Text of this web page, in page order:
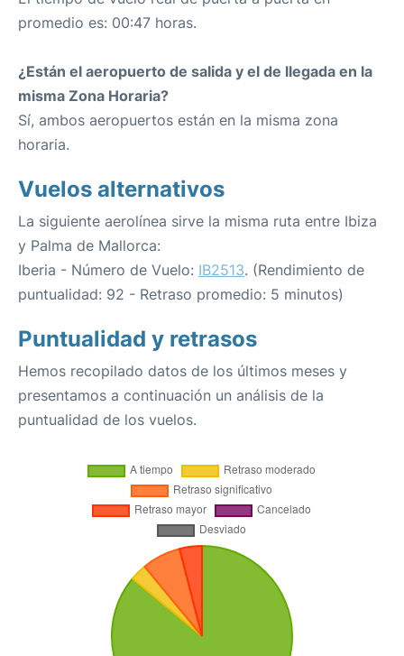
promedio es: 00:47 horas.
¿Están el aeropuerto de salida y el de llegada en la
misma Zona Horaria?
Sí, ambos aeropuertos están en la misma zona
horaria.
Vuelos alternativos
La siguiente aerolínea sirve la misma ruta entre Ibiza
y Palma de Mallorca:
Iberia - Número de Vuelo: IB2513. (Rendimiento de
puntualidad: 92 - Retraso promedio: 5 minutos)
Puntualidad y retrasos
Hemos recopilado datos de los últimos meses y
presentamos a continuación un análisis de la
puntualidad de los vuelos.